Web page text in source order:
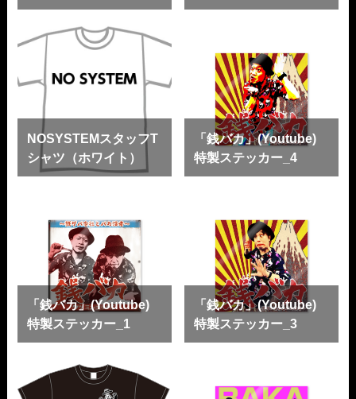
NOSYSTEMスタッフT
シャツ（ホワイト）
「銭バカ」(Youtube)
特製ステッカー_4
「銭バカ」(Youtube)
特製ステッカー_1
「銭バカ」(Youtube)
特製ステッカー_3